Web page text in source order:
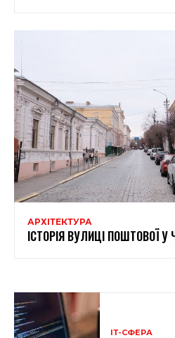
АРХІТЕКТУРА
ІСТОРІЯ ВУЛИЦІ ПОШТОВОЇ У
ІТ-СФЕРА